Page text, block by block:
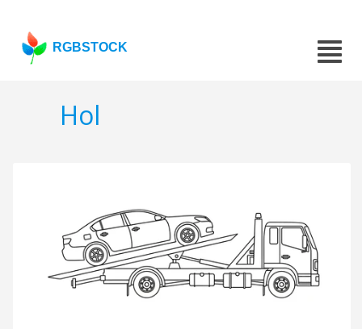
RGBSTOCK
Hol